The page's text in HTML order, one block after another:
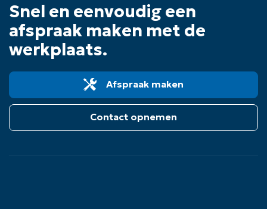
Snel en eenvoudig een
afspraak maken met de
werkplaats.
Afspraak maken
Contact opnemen